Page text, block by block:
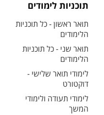
תוכניות לימודים
תואר ראשון - כל תוכניות
הלימודים
תואר שני - כל תוכניות
הלימודים
לימודי תואר שלישי -
דוקטורט
לימודי תעודה ולימודי
המשך